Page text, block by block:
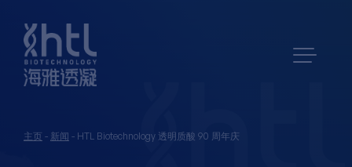
主页 - 新闻 - HTL Biotechnology 透明质酸 90 周年庆